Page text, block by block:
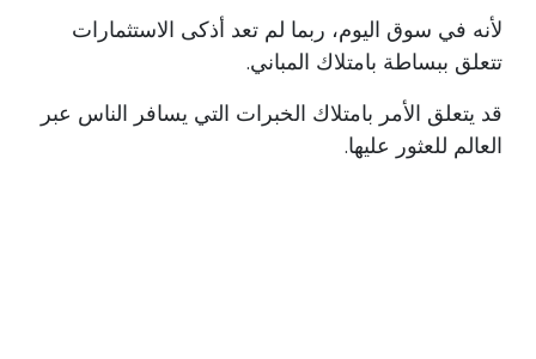
لأنه في سوق اليوم، ربما لم تعد أذكى الاستثمارات
تتعلق ببساطة بامتلاك المباني.
قد يتعلق الأمر بامتلاك الخبرات التي يسافر الناس عبر
العالم للعثور عليها.